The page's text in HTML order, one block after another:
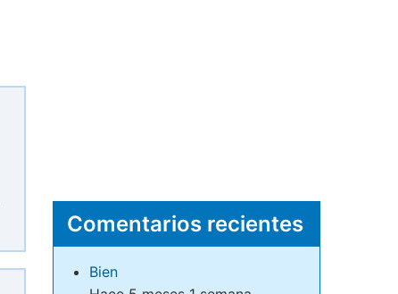
Comentarios recientes
Bien